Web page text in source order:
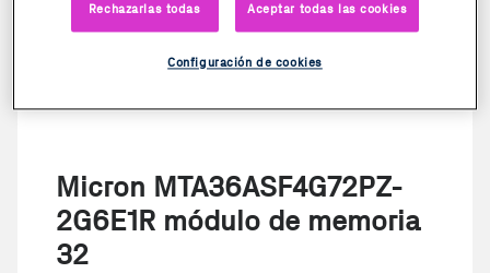
Micron MTA36ASF4G72PZ-
2G6E1R módulo de memoria
32
Rechazarlas todas Aceptar todas las cookies
Configuración de cookies